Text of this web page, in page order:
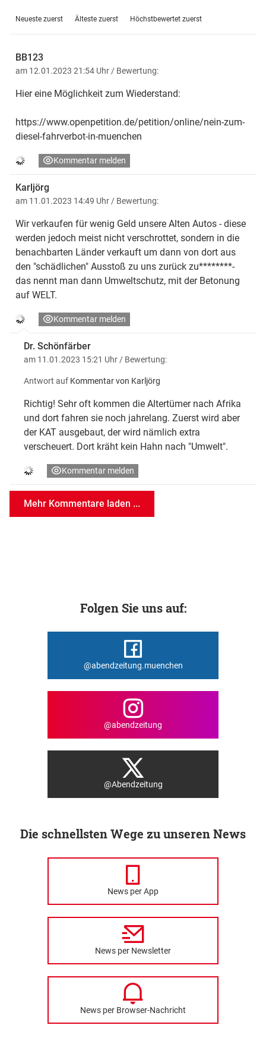
Neueste zuerst Älteste zuerst Höchstbewertet zuerst
BB123
am 12.01.2023 21:54 Uhr / Bewertung:
Hier eine Möglichkeit zum Wiederstand:
https://www.openpetition.de/petition/online/nein-zum-
diesel-fahrverbot-in-muenchen
Kommentar melden
Karljörg
am 11.01.2023 14:49 Uhr / Bewertung:
Wir verkaufen für wenig Geld unsere Alten Autos - diese
werden jedoch meist nicht verschrottet, sondern in die
benachbarten Länder verkauft um dann von dort aus
den "schädlichen" Ausstoß zu uns zurück zu********-
das nennt man dann Umweltschutz, mit der Betonung
auf WELT.
Kommentar melden
Dr. Schönfärber
am 11.01.2023 15:21 Uhr / Bewertung:
Antwort auf Kommentar von Karljörg
Richtig! Sehr oft kommen die Altertümer nach Afrika
und dort fahren sie noch jahrelang. Zuerst wird aber
der KAT ausgebaut, der wird nämlich extra
verscheuert. Dort kräht kein Hahn nach "Umwelt".
Kommentar melden
Mehr Kommentare laden ...
Folgen Sie uns auf:
@abendzeitung.muenchen
@abendzeitung
@Abendzeitung
Die schnellsten Wege zu unseren News
News per App
News per Newsletter
News per Browser-Nachricht